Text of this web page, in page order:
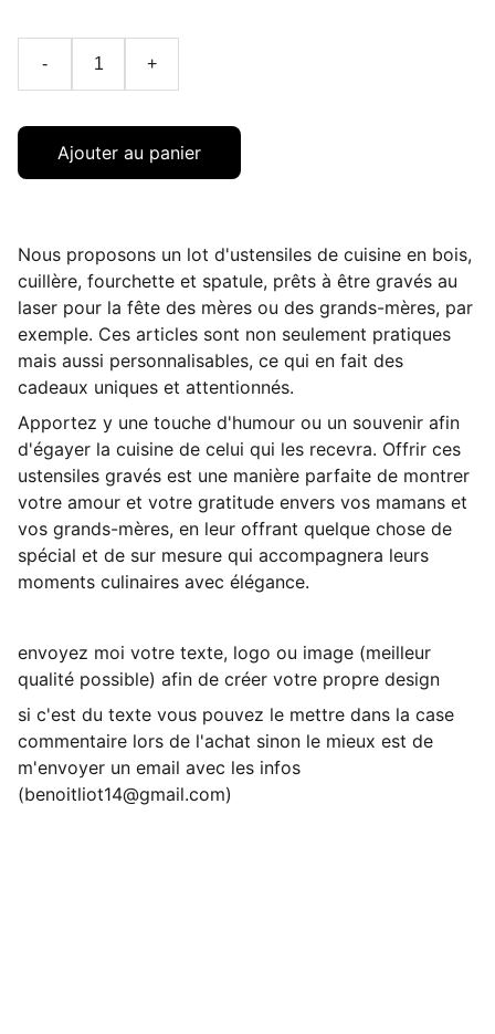
- +
Ajouter au panier
Nous proposons un lot d'ustensiles de cuisine en bois,
cuillère, fourchette et spatule, prêts à être gravés au
laser pour la fête des mères ou des grands-mères, par
exemple. Ces articles sont non seulement pratiques
mais aussi personnalisables, ce qui en fait des
cadeaux uniques et attentionnés.
Apportez y une touche d'humour ou un souvenir afin
d'égayer la cuisine de celui qui les recevra. Offrir ces
ustensiles gravés est une manière parfaite de montrer
votre amour et votre gratitude envers vos mamans et
vos grands-mères, en leur offrant quelque chose de
spécial et de sur mesure qui accompagnera leurs
moments culinaires avec élégance.
envoyez moi votre texte, logo ou image (meilleur
qualité possible) afin de créer votre propre design
si c'est du texte vous pouvez le mettre dans la case
commentaire lors de l'achat sinon le mieux est de
m'envoyer un email avec les infos
(benoitliot14@gmail.com)